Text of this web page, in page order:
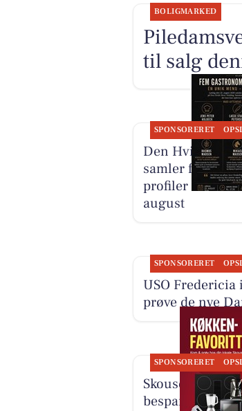
BOLIGMARKED
til salg
SPONSORERET
Den Hvide
samler fem
profiler til én
august
SPONSORERET
USO
prøve de nye
SPONSORERET
Skousen
besparelse på